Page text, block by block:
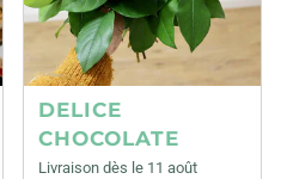
DELICE
CHOCOLATE
Livraison dès le 11 août